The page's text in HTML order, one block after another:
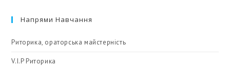
Напрями Навчання
Риторика, ораторська майстерність
V.I.P Риторика